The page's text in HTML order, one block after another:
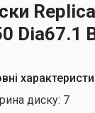
Dia67.1
диску: 7